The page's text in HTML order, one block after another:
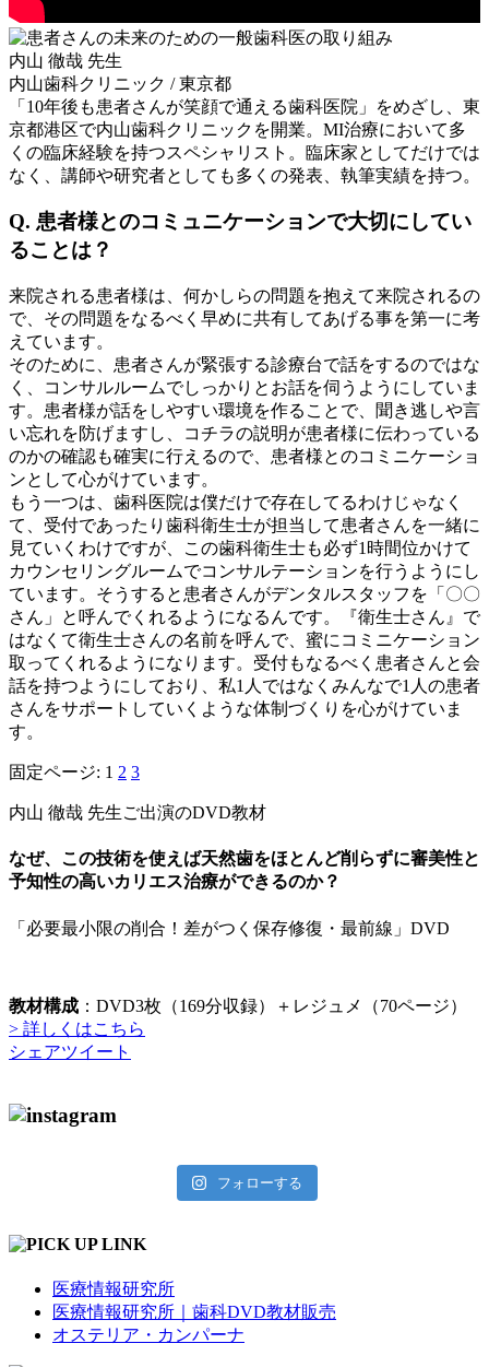
内山 徹哉 先生
内山歯科クリニック / 東京都
「10年後も患者さんが笑顔で通える歯科医院」をめざし、東
京都港区で内山歯科クリニックを開業。MI治療において多
くの臨床経験を持つスペシャリスト。臨床家としてだけでは
なく、講師や研究者としても多くの発表、執筆実績を持つ。
Q. 患者様とのコミュニケーションで大切にしてい
ることは？
来院される患者様は、何かしらの問題を抱えて来院されるの
で、その問題をなるべく早めに共有してあげる事を第一に考
えています。
そのために、患者さんが緊張する診療台で話をするのではな
く、コンサルルームでしっかりとお話を伺うようにしていま
す。患者様が話をしやすい環境を作ることで、聞き逃しや言
い忘れを防げますし、コチラの説明が患者様に伝わっている
のかの確認も確実に行えるので、患者様とのコミニケーショ
ンとして心がけています。
もう一つは、歯科医院は僕だけで存在してるわけじゃなく
て、受付であったり歯科衛生士が担当して患者さんを一緒に
見ていくわけですが、この歯科衛生士も必ず1時間位かけて
カウンセリングルームでコンサルテーションを行うようにし
ています。そうすると患者さんがデンタルスタッフを「〇〇
さん」と呼んでくれるようになるんです。『衛生士さん』で
はなくて衛生士さんの名前を呼んで、蜜にコミニケーション
取ってくれるようになります。受付もなるべく患者さんと会
話を持つようにしており、私1人ではなくみんなで1人の患者
さんをサポートしていくような体制づくりを心がけていま
す。
固定ページ: 1 2 3
内山 徹哉 先生ご出演のDVD教材
なぜ、この技術を使えば天然歯をほとんど削らずに審美性と
予知性の高いカリエス治療ができるのか？
「必要最小限の削合！差がつく保存修復・最前線」DVD
教材構成 ：DVD3枚（169分収録）＋レジュメ（70ページ）
> 詳しくはこちら
シェアツイート
フォローする
医療情報研究所
医療情報研究所｜歯科DVD教材販売
オステリア・カンパーナ